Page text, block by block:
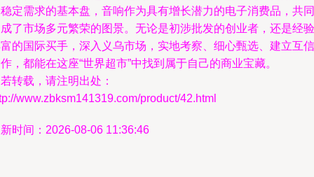
定需求的基本盘，音响作为具有增长潜力的电子消费品，共同
了市场多元繁荣的图景。无论是初涉批发的创业者，还是经验
的国际买手，深入义乌市场，实地考察、细心甄选、建立互信
，都能在这座“世界超市”中找到属于自己的商业宝藏。
转载，请注明出处：
www.zbksm141319.com/product/42.html
时间：2026-08-06 11:36:46